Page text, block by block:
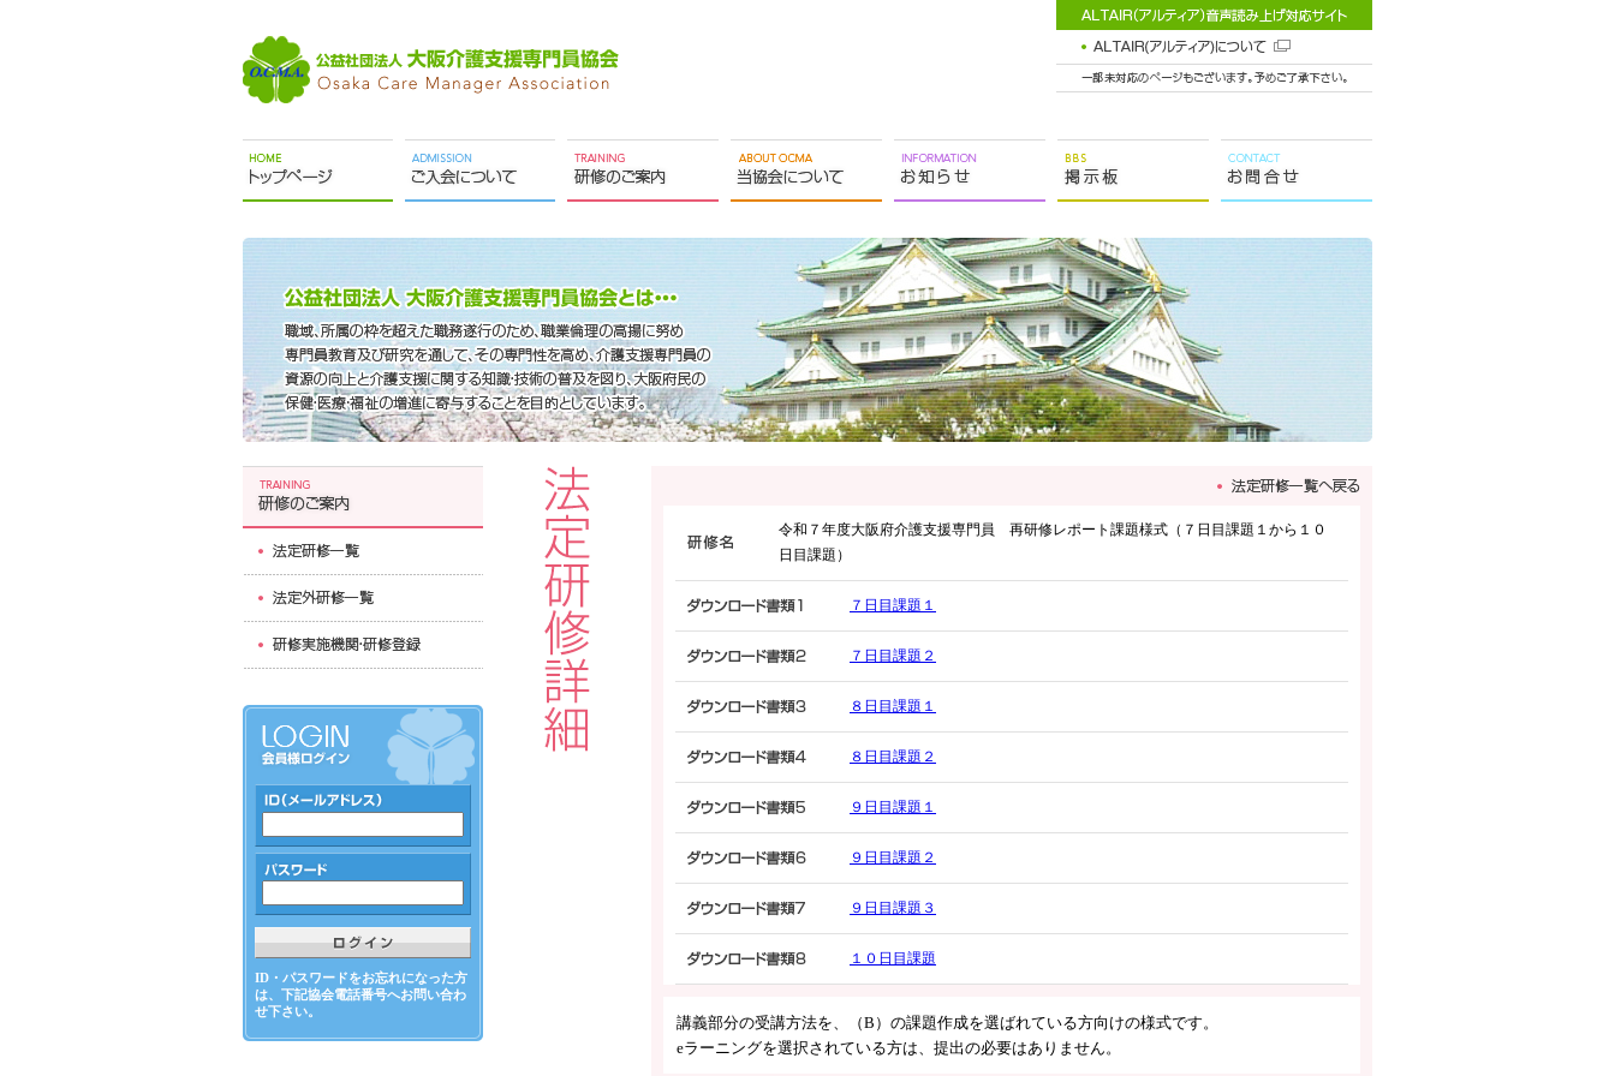
ID・パスワードをお忘れになった方
は、下記協会電話番号へお問い合わ
せ下さい。
令和７年度大阪府介護支援専門員 再研修レポート課題様式（７日目課題１から１０
日目課題）
７日目課題１
７日目課題２
８日目課題１
８日目課題２
９日目課題１
９日目課題２
９日目課題３
１０日目課題
講義部分の受講方法を、（B）の課題作成を選ばれている方向けの様式です。
eラーニングを選択されている方は、提出の必要はありません。